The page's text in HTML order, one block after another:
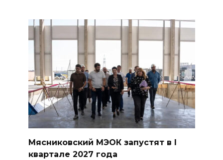
Мясниковский МЭОК запустят в I
квартале 2027 года